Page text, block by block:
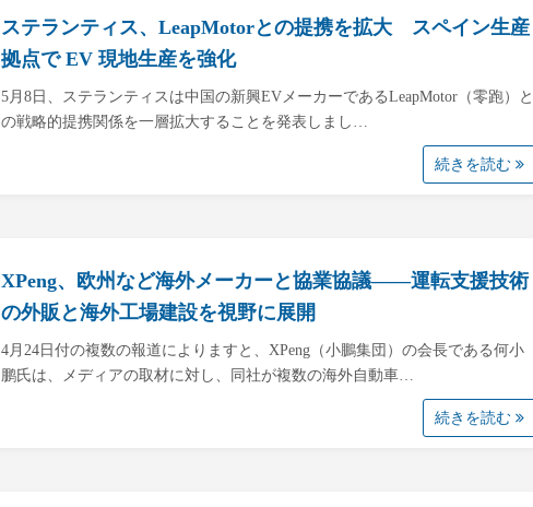
ステランティス、LeapMotorとの提携を拡大 スペイン生産
拠点で EV 現地生産を強化
5月8日、ステランティスは中国の新興EVメーカーであるLeapMotor（零跑）と
の戦略的提携関係を一層拡大することを発表しまし…
続きを読む
XPeng、欧州など海外メーカーと協業協議――運転支援技術
の外販と海外工場建設を視野に展開
4月24日付の複数の報道によりますと、XPeng（小鵬集団）の会長である何小
鹏氏は、メディアの取材に対し、同社が複数の海外自動車…
続きを読む